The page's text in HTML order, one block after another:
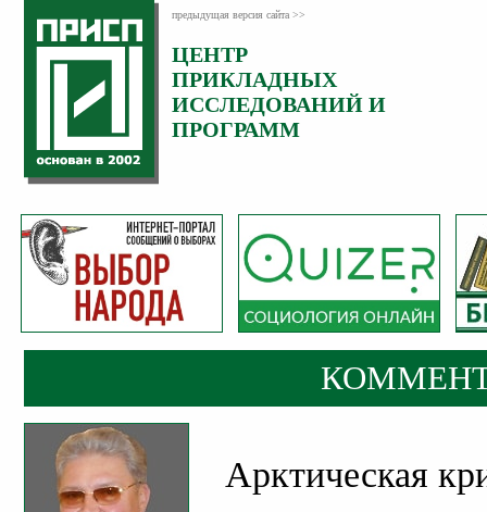
предыдущая версия сайта >>
ЦЕНТР
ПРИКЛАДНЫХ
ИССЛЕДОВАНИЙ И
ПРОГРАММ
Арктическая
Категория:
Комментарии